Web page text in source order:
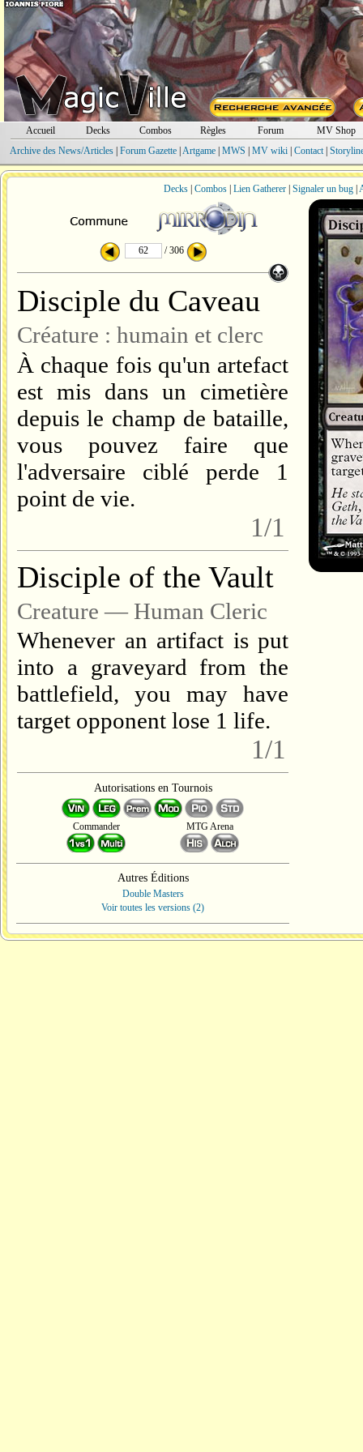
Accueil Decks Combos Règles Forum
MV Shop
Archive des News/Articles| Forum Gazette| Artgame| MWS MV wiki| Contact|
Decks Combos Lien Gatherer Signaler un bug
/ 306
Disciple du Caveau
Créature : humain et clerc
À chaque fois qu'un artefact
est mis dans un cimetière
depuis le champ de bataille,
vous pouvez faire que
l'adversaire ciblé perde 1
point de vie.
1/1
Disciple of the Vault
Creature — Human Cleric
Whenever an artifact is put
into a graveyard from the
battlefield, you may have
target opponent lose 1 life.
1/1
Autorisations en Tournois
Commander MTG Arena
Autres Éditions
Double Masters
Voir toutes les versions (2)